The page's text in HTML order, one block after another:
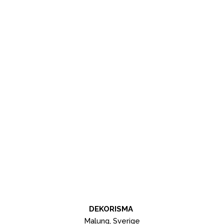
DEKORISMA
Malung, Sverige